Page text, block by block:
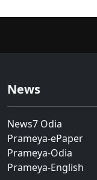
News
News7 Odia
Prameya-ePaper
Prameya-Odia
Prameya-English